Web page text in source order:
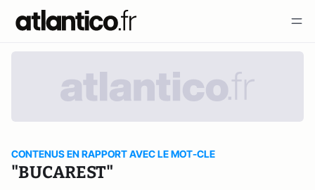
CONTENUS EN RAPPORT AVEC LE MOT-CLE
"BUCAREST"